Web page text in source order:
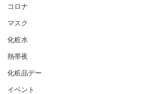
コロナ
マスク
化粧水
熱帯夜
化粧品デー
イベント